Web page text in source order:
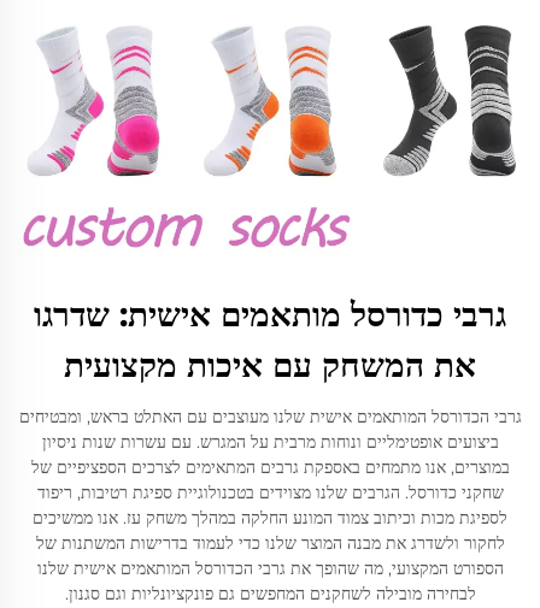
גרבי כדורסל מותאמים אישית: שדרגו
את המשחק עם איכות מקצועית
גרבי הכדורסל המותאמים אישית שלנו מעוצבים עם האתלט בראש, ומבטיחים
ביצועים אופטימליים ונוחות מרבית על המגרש. עם עשרות שנות ניסיון
במוצרים, אנו מתמחים באספקת גרבים המתאימים לצרכים הספציפיים של
שחקני כדורסל. הגרבים שלנו מצוידים בטכנולוגיית ספיגת רטיבות, ריפוד
לספיגת מכות וכיתוב צמוד המונע החלקה במהלך משחק עז. אנו ממשיכים
לחקור ולשדרג את מבנה המוצר שלנו כדי לעמוד בדרישות המשתנות של
הספורט המקצועי, מה שהופך את גרבי הכדורסל המותאמים אישית שלנו
לבחירה מובילה לשחקנים המחפשים גם פונקציונליות וגם סגנון.